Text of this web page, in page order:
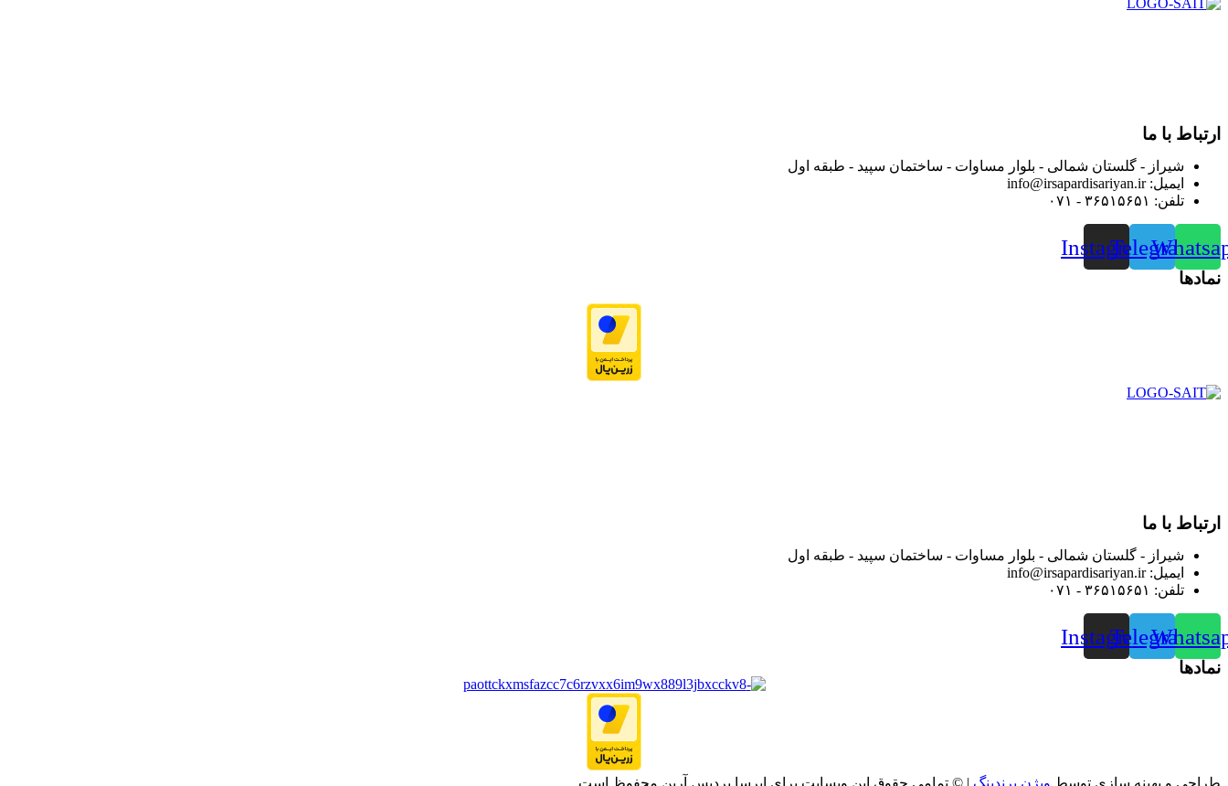
ارتباط با ما
شیراز - گلستان شمالی - بلوار مساوات - ساختمان سپید - طبقه اول
ایمیل: info@irsapardisariyan.ir
تلفن: ۳۶۵۱۵۶۵۱ - ۰۷۱
Telegram
Instagram
نمادها
ارتباط با ما
شیراز - گلستان شمالی - بلوار مساوات - ساختمان سپید - طبقه اول
ایمیل: info@irsapardisariyan.ir
تلفن: ۳۶۵۱۵۶۵۱ - ۰۷۱
Telegram
Instagram
نمادها
طراحی و بهینه سازی توسط ویژن برندینگ | © تمامی حقوق این وبسایت برای ایرسا پردیس آرین محفوظ است.